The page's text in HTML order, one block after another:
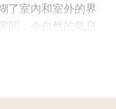
了室內和室外的界
間，令自然的氣息